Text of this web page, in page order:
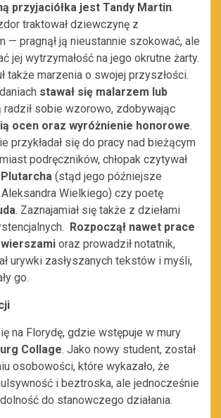
przyjaciółka jest Tandy Martin.
traktował dziewczynę z
— pragnął ją nieustannie szokować, ale
jej wytrzymałość na jego okrutne żarty.
także marzenia o swojej przyszłości.
stawał się malarzem lub
radził sobie wzorowo, zdobywając
ocen oraz wyróżnienie honorowe.
przykładał się do pracy nad bieżącym
podręczników, chłopak czytywał
(stąd jego późniejsze
Wielkiego) czy poetę
. Zaznajamiał się także z dziełami
Rozpoczął nawet prace
wierszami oraz prowadził notatnik,
urywki zasłyszanych tekstów i myśli,
go.
na Florydę, gdzie wstępuje w mury
Collage. Jako nowy student, został
osobowości, które wykazało, że
i beztroska, ale jednocześnie
do stanowczego działania.